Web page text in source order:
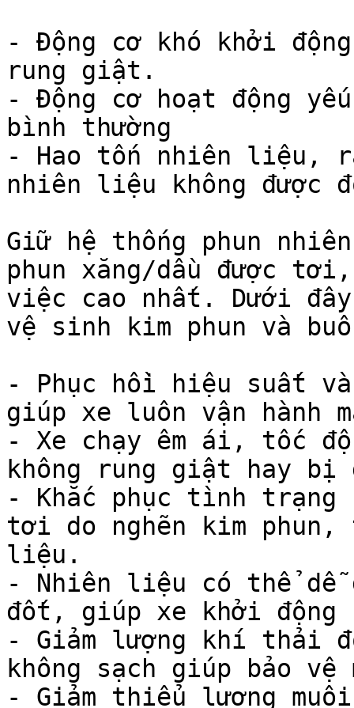
- Động cơ khó khởi
rung giật.
- Động cơ hoạt động
bình thường
- Hao tốn nhiên liệu,
nhiên liệu không được
Giữ hệ thống phun
phun xăng/dầu được
việc cao nhất. Dưới
vệ sinh kim phun và
- Phục hồi hiệu suất
giúp xe luôn vận hành
- Xe chạy êm ái, tốc
không rung giật hay bị
- Khắc phục tình trạng
tơi do nghẽn kim
liệu.
- Nhiên liệu có thể dễ
đốt, giúp xe khởi động
- Giảm lượng khí thải
không sạch giúp bảo
- Giảm thiểu lượng